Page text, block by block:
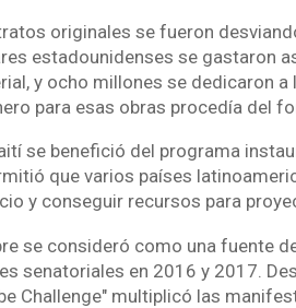
originales se fueron
estadounidenses se gastaron
y ocho millones se dedicaron a
para esas obras procedía del
se benefició del programa
que varios países
y conseguir recursos para
se consideró como una fuente
senatoriales en 2016 y 2017.
Challenge" multiplicó las